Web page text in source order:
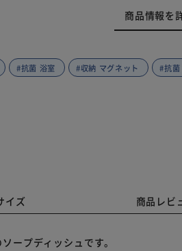
商品情報を
#抗菌 浴室 #収納 マグネット #抗菌
イズ 商品レビ
ープディッシュです。